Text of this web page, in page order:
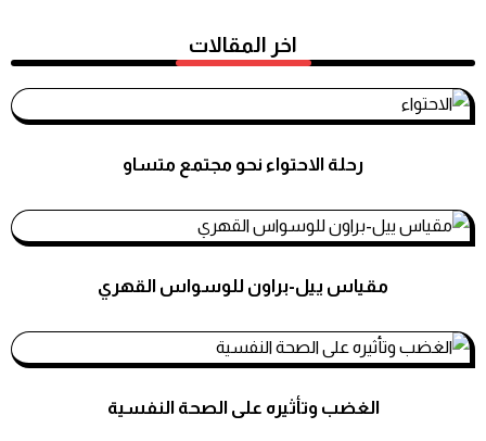
اخر المقالات
استشارات نفسية
رحلة الاحتواء نحو مجتمع متساو
استشارات نفسية
مقياس ييل-براون للوسواس القهري
الغضب وتأثيره على الصحة النفسية